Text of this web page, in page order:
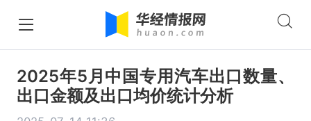
2025年5月中国专用汽车出口数量、
出口金额及出口均价统计分析